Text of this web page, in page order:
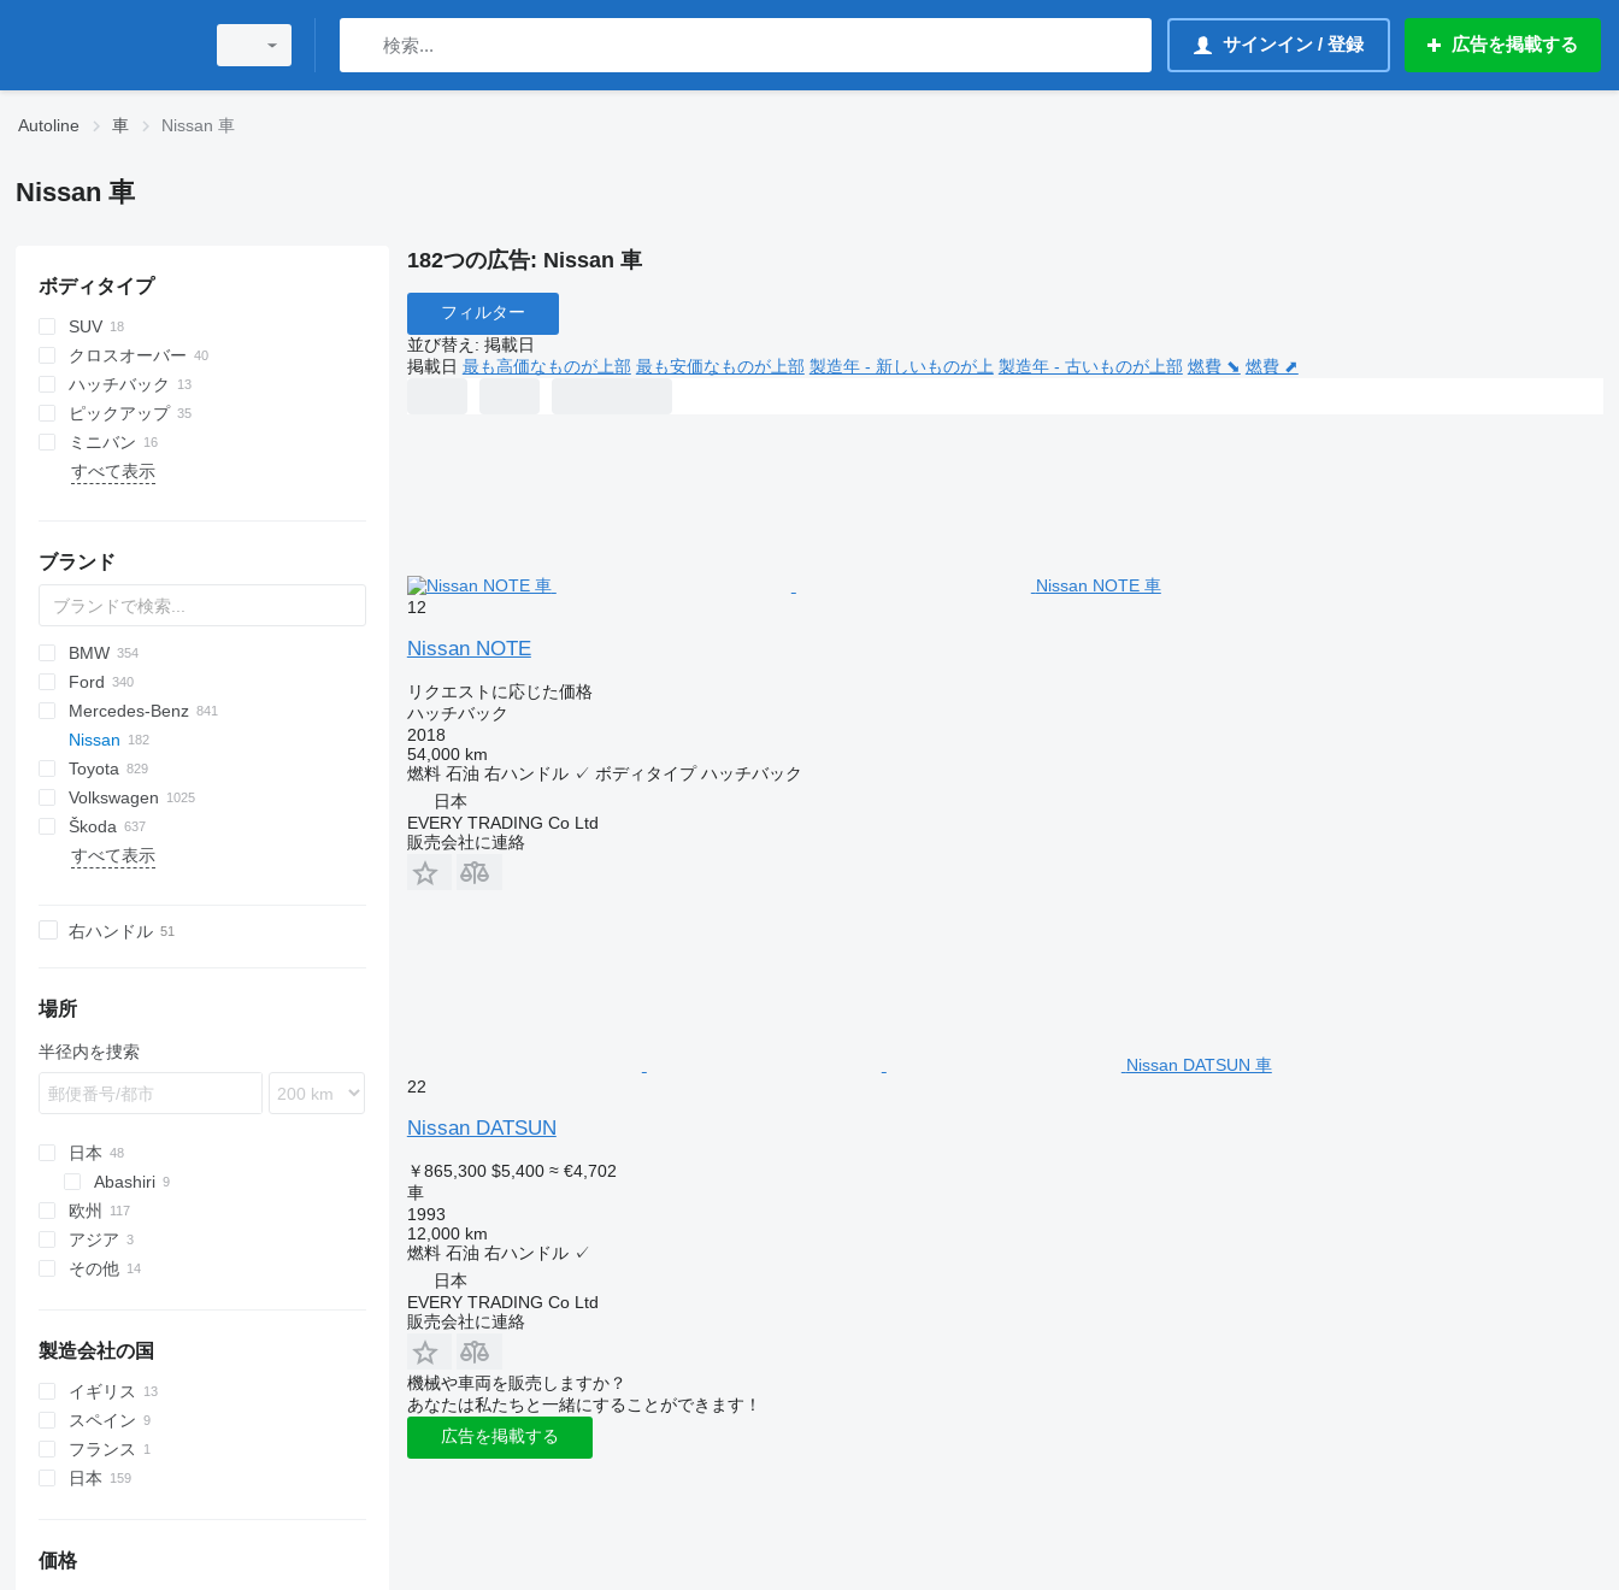
サインイン / 登録 広告を掲載する
Autoline 車 Nissan 車
Nissan 車
ボディタイプ
SUV
クロスオーバー
ハッチバック
ピックアップ
ミニバン
すべて表示
ブランド
6C-series
159
166
Giulietta
Stelvio
A-series
Q-series
RS
S-series
TT
BMW
1-Series
2-Series
3-Series
4-Series
5-Series
6-Series
7-Series
X-Series
Seal
Bentayga
Continental
Eight
MK VI
Turbo
ATS
Escalade
Fleetwood
Seville
Alsvin
CS
UNI-K
UNI-T
X-series
Tiggo
C-series
Captiva
Corvette
Cruze
Silverado
Tahoe
Tracker
Berlingo
C-series
HY
Jumper
Jumpy
Relay
Xsara
Ateca
Formentor
Leon
Terramar
DS
Dokker
Duster
Jogger
Lodgy
Logan
Sandero
Spring
Challenger
Charger
Durango
Ram
300-series
500-series
500
Doblo
Ducato
Fullback
Palio
Panda
Punto
Toro
Ford
C-MAX
Courier
Edge
Escort
Explorer
F-series
Galaxy
Mondeo
Mustang
Puma
Ranger
S-MAX
Territory
Tourneo
Transit
Tunland
Azkarra
Okavango
Tugella
CR-V
CR-X
Civic
Fit
HR-V
Shuttle
Accent
Creta
Getz
H-series
Ioniq
Kona
Venue
Daily
Massif
Bighorn
D-Max
NPR
Wizard
Vigus
E-Pace
F-Pace
F-Type
I-Pace
S-Type
X-Type
XJ
Commander
Compass
Gladiator
Grand Cherokee
Renegade
Wagoneer
Carnival
Ceed
Niro
Optima
Picanto
ProCeed
Sorento
Venga
XCeed
Gallardo
Urus
Defender
Discovery
Freelander
Range Rover
IS
LX
NX
RX
UX
Aviator
Continental
Corsair
Nautilus
Navigator
TGE
TD
TF
ZS
Deliver
T-series
eDeliver
2
3
5
6
BT
CX
T-series
Mercedes-Benz
A-Class
C-Class
CL-Class
CLA-Class
Citan
EQE
GLC
GLE-Class
GLK-Class
GLS
ML
Maybach
R-Class
S-Class
Sprinter
Viano
Vito
Clubman
Cooper
Countryman
John Cooper Works
One
ASX
D-series
Eclipse
Jeep
L-series
Pajero
Nissan
Fairlady Z
Frontier
Juke
Leaf
NP
Patrol
Primastar
Qashqai
Serena
Skyline
Versa
X-Trail
Antara
Astra
Combo
Corsa
Insignia
Vectra
Zafira
208
301
307
308
2008
Boxer
Landtrek
Partner
Rifter
Traveller
911
928
Boxster
Cayenne
Taycan
Captur
Clio
Duster
Espace
Laguna
Scenic
Trafic
Twingo
Zoe
Alhambra
Altea
Ateca
Ibiza
Toledo
Forfour
Fortwo
Korando
Rexton
Rodius
Tivoli
Brat
Forester
Impreza
Levorg
Alto
Baleno
Celerio
Dzire
Jimny
Swift
Vitara
Model
Toyota
Allion
Alphard
Auris
C-HR
Hiace
Highlander
Hilux
Kluger
Land Cruiser
Mega Cruiser
Noah
Premio
RAV4
SW4
Sienna
Tacoma
Tundra
Combo
Corsa
Victor
Volkswagen
Amarok
Arteon
Caddy
ID
Multivan
Nivus
Passat
Polo
Sharan
T-Cross
T-Roc
Tiguan
Touran
Transporter
Up
Vento
B-series
C
V60
Yoyo
Škoda
Enyaq
Karoq
Roomster
Scala
Spaceback
Superb
Yeti
すべて表示
右ハンドル
場所
半径内を捜索
日本
Abashiri
欧州
オランダ
ベルギー
スロバキア
ドイツ
チェコ
リトアニア
すべて表示
アジア
アラブ首長国連邦
その他
アルゼンチン
製造会社の国
イギリス
スペイン
フランス
日本
価格
182つの広告: Nissan 車
フィルター
並び替え : 掲載日
掲載日 最も高価なものが上部 最も安価なものが上部 製造年 - 新しいものが上 製造年 - 古いものが上部 燃費 ⬊ 燃費 ⬈
Nissan NOTE 車
12
Nissan NOTE
リクエストに応じた価格
ハッチバック
2018
54,000 km
燃料 石油 右ハンドル ✓ ボディタイプ ハッチバック
日本
EVERY TRADING Co Ltd
販売会社に連絡
Nissan DATSUN 車
22
Nissan DATSUN
￥865,300 $5,400 ≈ €4,702
車
1993
12,000 km
燃料 石油 右ハンドル ✓
日本
EVERY TRADING Co Ltd
販売会社に連絡
機械や車両を販売しますか？
あなたは私たちと一緒にすることができます！
広告を掲載する